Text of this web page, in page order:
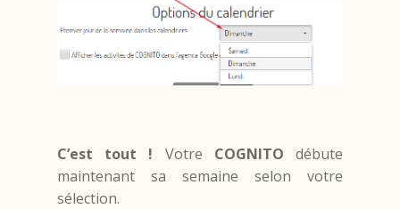
C’est tout ! Votre COGNITO débute
maintenant sa semaine selon votre
sélection.